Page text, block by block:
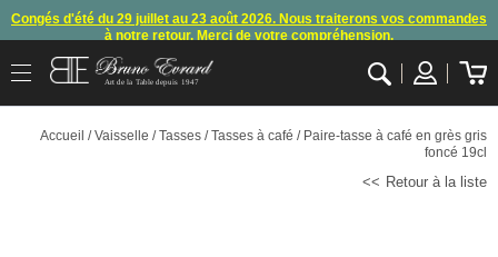
Congés d'été du 29 juillet au 23 août 2026. Nous traiterons vos commandes
à notre retour. Merci de votre compréhension.
Arret des commandes et expéditions. Nous vous donnons rendez-vous à
En raison d'un souci technique, le mode de règlement par carte bancaire et
, merci de nous contacter ou attendre notre
Art de la Table depuis 1947
Accueil /Vaisselle /Tasses /Tasses à café / Paire-tasse à café en grès gris
foncé 19cl
Retour à la liste